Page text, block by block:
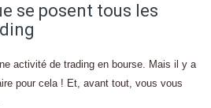
se posent tous les
activité de trading en bourse. Mais il y a
pour cela ! Et, avant tout, vous vous